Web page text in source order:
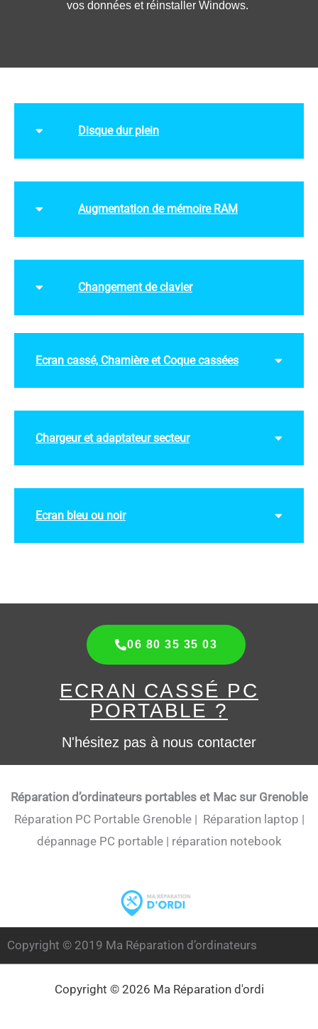
vos données et réinstaller Windows.
Disque dur plein
Augmentation de mémoire RAM
Changement de clavier
Ecran cassé, Charnière et Coque cassées
Chargeur et adaptateur secteur
Ecran bleu ou noir
ECRAN CASSÉ PC
PORTABLE ?
N'hésitez pas à nous contacter
06 80 35 35 03
Réparation d’ordinateurs portables et Mac sur Grenoble
Réparation PC Portable Grenoble | Réparation laptop |
dépannage PC portable | réparation notebook
Copyright © 2019 Ma Réparation d’ordinateurs
Copyright © 2026 Ma Réparation d'ordi